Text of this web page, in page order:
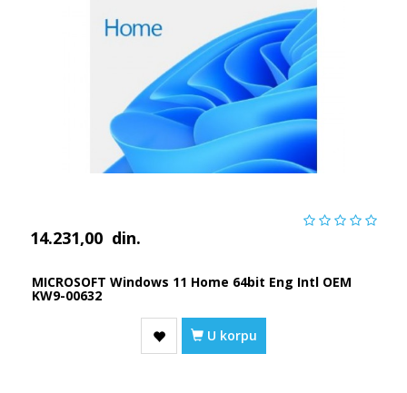
14.231,00 din.
MICROSOFT Windows 11 Home 64bit Eng Intl OEM
KW9-00632
U korpu